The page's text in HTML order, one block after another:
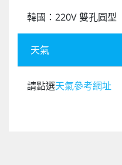
韓國：220V 雙孔圓型
天氣
請點選天氣參考網址